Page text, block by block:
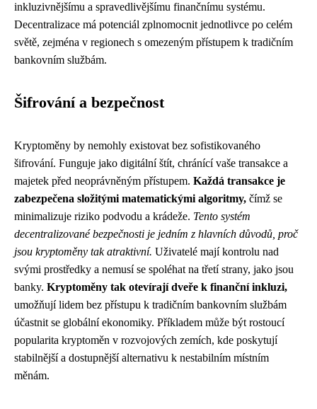
inkluzivnějšímu a spravedlivějšímu finančnímu systému.
Decentralizace má potenciál zplnomocnit jednotlivce po celém
světě, zejména v regionech s omezeným přístupem k tradičním
bankovním službám.
Šifrování a bezpečnost
Kryptoměny by nemohly existovat bez sofistikovaného
šifrování. Funguje jako digitální štít, chránící vaše transakce a
majetek před neoprávněným přístupem. Každá transakce je
zabezpečena složitými matematickými algoritmy, čímž se
minimalizuje riziko podvodu a krádeže. Tento systém
decentralizované bezpečnosti je jedním z hlavních důvodů, proč
jsou kryptoměny tak atraktivní. Uživatelé mají kontrolu nad
svými prostředky a nemusí se spoléhat na třetí strany, jako jsou
banky. Kryptoměny tak otevírají dveře k finanční inkluzi,
umožňují lidem bez přístupu k tradičním bankovním službám
účastnit se globální ekonomiky. Příkladem může být rostoucí
popularita kryptoměn v rozvojových zemích, kde poskytují
stabilnější a dostupnější alternativu k nestabilním místním
měnám.